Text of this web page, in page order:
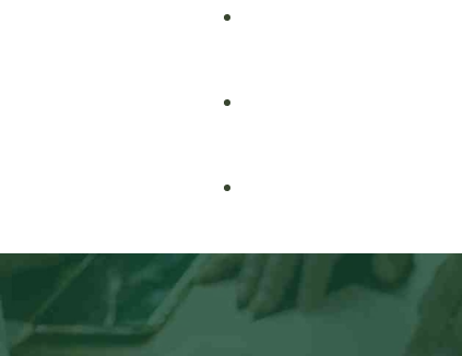
IELTS/TOEFL
Cell Biology
Cyber Security